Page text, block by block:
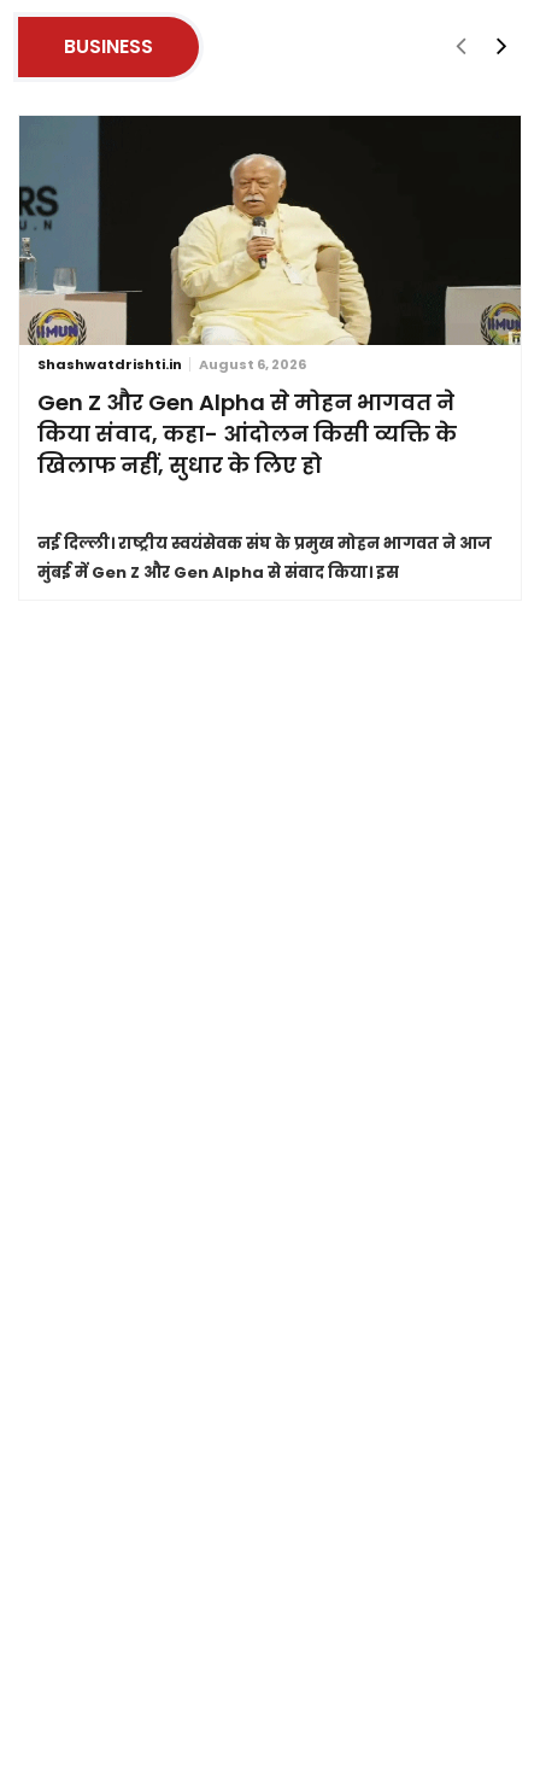
BUSINESS
Shashwatdrishti.in August 6, 2026
Gen Z और Gen Alpha से मोहन भागवत ने
किया संवाद, कहा- आंदोलन किसी व्यक्ति के
खिलाफ नहीं, सुधार के लिए हो
नई दिल्ली।राष्ट्रीय स्वयंसेवक संघ के प्रमुख मोहन भागवत ने आज
मुंबई में Gen Z और Gen Alpha से संवाद किया। इस